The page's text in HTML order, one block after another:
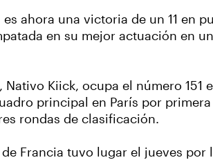
es ahora una victoria de un 11
en su mejor actuación en
Nativo Kiick, ocupa el número
principal en París por
rondas de clasificación.
Francia tuvo lugar el jueves